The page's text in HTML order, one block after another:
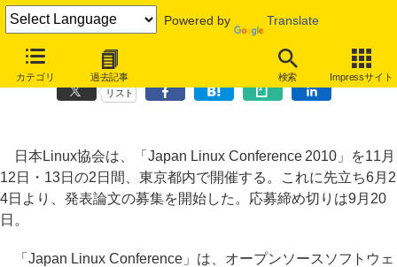
Powered by Translate
カテゴリ 過去記事 検索 Impressサイト
「Japan Linux Conference 2010」が11月開催、発表論文を募集
リスト
日本Linux協会は、「Japan Linux Conference 2010」を11月
12日・13日の2日間、東京都内で開催する。これに先立ち6月2
4日より、発表論文の募集を開始した。応募締め切りは9月20
日。
「Japan Linux Conference」は、オープンソースソフトウェ